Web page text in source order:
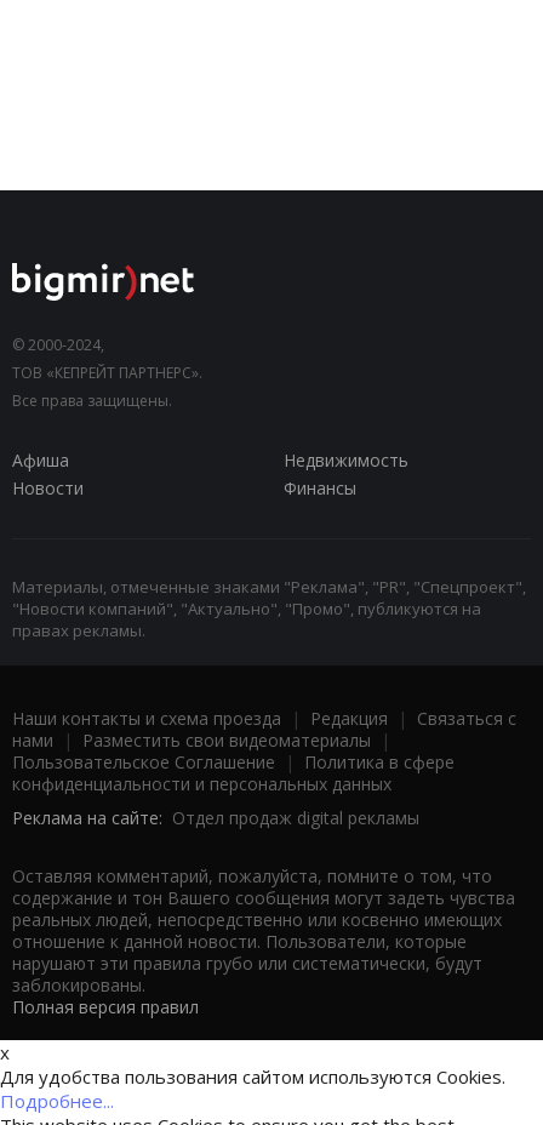
© 2000-2024,
ТОВ «КЕПРЕЙТ ПАРТНЕРС».
Все права защищены.
Афиша
Недвижимость
Новости
Финансы
Материалы, отмеченные знаками "Реклама", "PR", "Спецпроект",
"Новости компаний", "Актуально", "Промо", публикуются на
правах рекламы.
Наши контакты и схема проезда | Редакция | Связаться с
нами | Разместить свои видеоматериалы |
Пользовательское Соглашение |
Политика в сфере
конфиденциальности и персональных данных
Реклама на сайте: Отдел продаж digital рекламы
Оставляя комментарий, пожалуйста, помните о том, что
содержание и тон Вашего сообщения могут задеть чувства
реальных людей, непосредственно или косвенно имеющих
отношение к данной новости. Пользователи, которые
нарушают эти правила грубо или систематически, будут
заблокированы.
Полная версия правил
x
Для удобства пользования сайтом используются Cookies.
Подробнее...